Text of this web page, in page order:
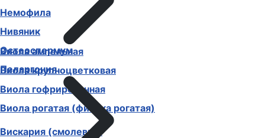
Виола ампельная
Виола крупноцветковая
Виола гофрированная
Виола рогатая (фиалка рогатая)
Вискария (смолевка)
Немофила
Нивяник
Остеоспермум
Пеларгония